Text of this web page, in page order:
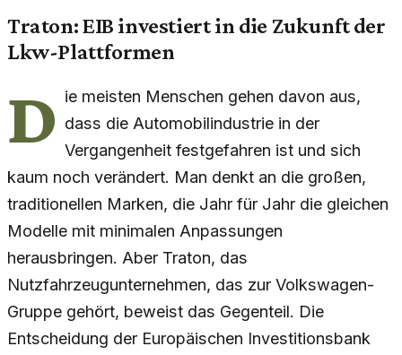
Traton: EIB investiert in die Zukunft der
Lkw-Plattformen
D ie meisten Menschen gehen davon aus,
dass die Automobilindustrie in der
Vergangenheit festgefahren ist und sich
kaum noch verändert. Man denkt an die großen,
traditionellen Marken, die Jahr für Jahr die gleichen
Modelle mit minimalen Anpassungen
herausbringen. Aber Traton, das
Nutzfahrzeugunternehmen, das zur Volkswagen-
Gruppe gehört, beweist das Gegenteil. Die
Entscheidung der Europäischen Investitionsbank